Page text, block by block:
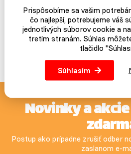
37,49 €
Do košíka
Novinky a
Postup ako prípadne zrušiť odber
zaslanom e-
Prispôsobíme sa vašim
čo najlepší, potrebujeme váš
jednotlivých súborov cookie a
tretím stranám. Súhlas
tlačidlo
Súhlasím